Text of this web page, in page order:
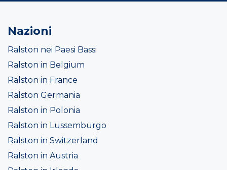
Nazioni
Ralston nei Paesi Bassi
Ralston in Belgium
Ralston in France
Ralston Germania
Ralston in Polonia
Ralston in Lussemburgo
Ralston in Switzerland
Ralston in Austria